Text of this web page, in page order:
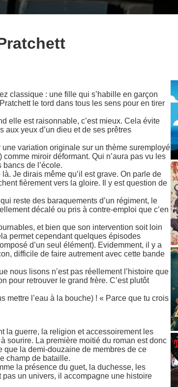
classique : une fille qui s’habille en garçon
le tord dans tous les sens pour en tirer
elle est raisonnable, c’est mieux. Cela évite
yeux d’un dieu et de ses prêtres
variation originale sur un thème suremployé
miroir déformant. Qui n’aura pas vu les
de l’école.
Je dirais même qu’il est grave. On parle de
fièrement vers la gloire. Il y est question de
reste des baraquements d’un régiment, le
décalé ou pris à contre-emploi que c’en
et bien que son intervention soit loin
permet cependant quelques épisodes
d’un seul élément). Evidemment, il y a
difficile de faire autrement avec cette bande
nous lisons n’est pas réellement l’histoire que
pour retrouver le grand frère. C’est plutôt
mettre l’eau à la bouche) ! « Parce que tu crois
la guerre, la religion et accessoirement les
sourire. La première moitié du roman est donc
que la demi-douzaine de membres de ce
champ de bataille.
la présence du guet, la duchesse, les
un univers, il accompagne une histoire